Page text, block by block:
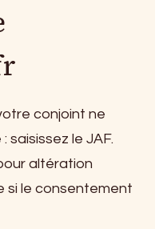
conjoint ne
saisissez le JAF.
altération
si le consentement